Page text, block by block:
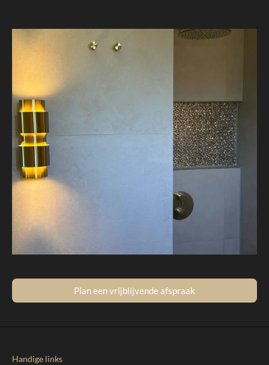
Plan een vrijblijvende afspraak
Handige links